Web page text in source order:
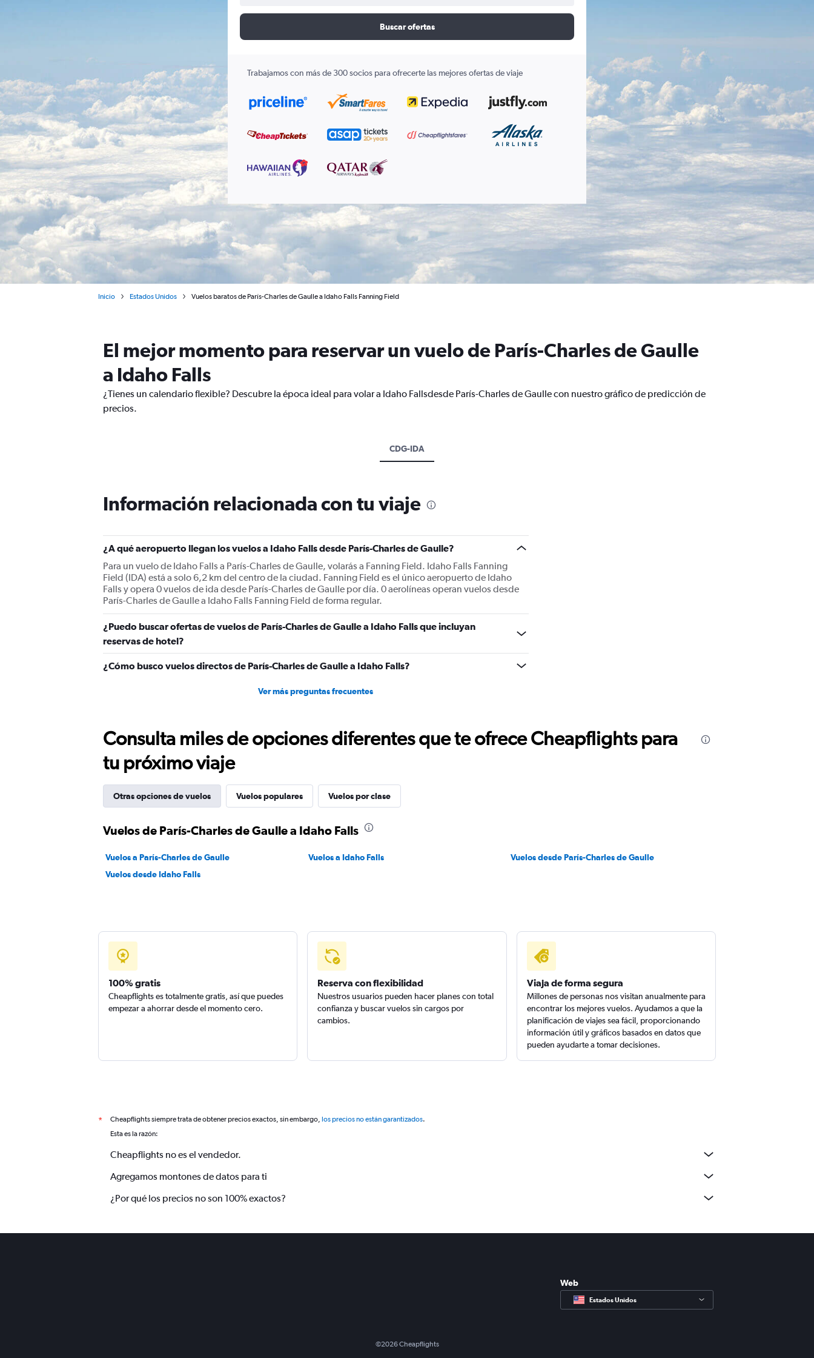
Buscar ofertas
Trabajamos con más de 300 socios para ofrecerte las mejores ofertas de viaje
Inicio Estados Unidos Vuelos baratos de París-Charles de Gaulle a Idaho Falls Fanning Field
El mejor momento para reservar un vuelo de París-Charles de Gaulle
a Idaho Falls
¿Tienes un calendario flexible? Descubre la época ideal para volar a Idaho Fallsdesde París-Charles de Gaulle con nuestro gráfico de predicción de
precios.
CDG-IDA
Información relacionada con tu viaje
¿A qué aeropuerto llegan los vuelos a Idaho Falls desde París-Charles de Gaulle?
Para un vuelo de Idaho Falls a París-Charles de Gaulle, volarás a Fanning Field. Idaho Falls Fanning
Field (IDA) está a solo 6,2 km del centro de la ciudad. Fanning Field es el único aeropuerto de Idaho
Falls y opera 0 vuelos de ida desde París-Charles de Gaulle por día. 0 aerolíneas operan vuelos desde
París-Charles de Gaulle a Idaho Falls Fanning Field de forma regular.
¿Puedo buscar ofertas de vuelos de París-Charles de Gaulle a Idaho Falls que incluyan
reservas de hotel?
¿Cómo busco vuelos directos de París-Charles de Gaulle a Idaho Falls?
Ver más preguntas frecuentes
Consulta miles de opciones diferentes que te ofrece Cheapflights para
tu próximo viaje
Otras opciones de vuelos Vuelos populares Vuelos por clase
Vuelos de París-Charles de Gaulle a Idaho Falls
Vuelos a París-Charles de Gaulle Vuelos a Idaho Falls
Vuelos desde París-Charles de Gaulle
Vuelos desde Idaho Falls
100% gratis
Cheapflights es totalmente gratis, así que puedes
empezar a ahorrar desde el momento cero.
Reserva con flexibilidad
Nuestros usuarios pueden hacer planes con total
confianza y buscar vuelos sin cargos por
cambios.
Viaja de forma segura
Millones de personas nos visitan anualmente para
encontrar los mejores vuelos. Ayudamos a que la
planificación de viajes sea fácil, proporcionando
información útil y gráficos basados en datos que
pueden ayudarte a tomar decisiones.
* Cheapflights siempre trata de obtener precios exactos, sin embargo, los precios no están garantizados.
Esta es la razón:
Cheapflights no es el vendedor.
Agregamos montones de datos para ti
¿Por qué los precios no son 100% exactos?
Web
Estados Unidos
©2026Cheapflights